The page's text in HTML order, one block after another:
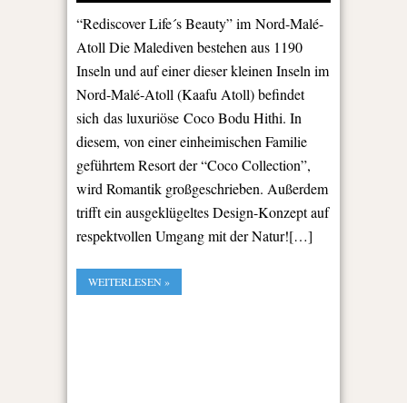
“Rediscover Life´s Beauty” im Nord-Malé-
Atoll Die Malediven bestehen aus 1190
Inseln und auf einer dieser kleinen Inseln im
Nord-Malé-Atoll (Kaafu Atoll) befindet
sich das luxuriöse Coco Bodu Hithi. In
diesem, von einer einheimischen Familie
geführtem Resort der “Coco Collection”,
wird Romantik großgeschrieben. Außerdem
trifft ein ausgeklügeltes Design-Konzept auf
respektvollen Umgang mit der Natur![…]
WEITERLESEN »